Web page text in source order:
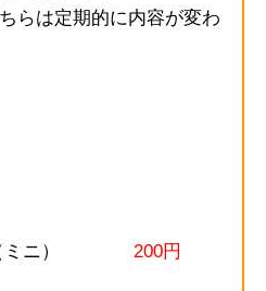
らは定期的に内容が変わ
け（ミニ） 200円